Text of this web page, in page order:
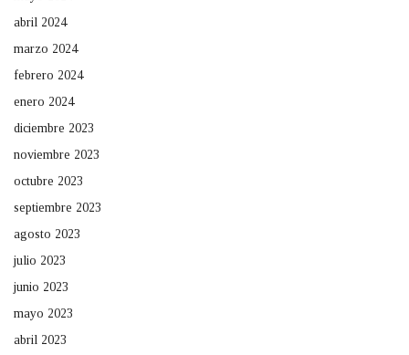
abril 2024
marzo 2024
febrero 2024
enero 2024
diciembre 2023
noviembre 2023
octubre 2023
septiembre 2023
agosto 2023
julio 2023
junio 2023
mayo 2023
abril 2023